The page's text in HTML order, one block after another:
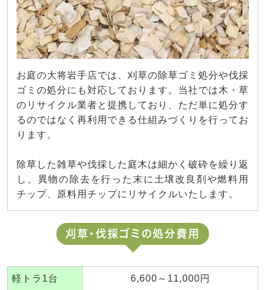
お庭の大将岩手店では、刈草の除草ゴミ処分や伐採
ゴミの処分にも対応しております。当社では木・草
のリサイクル業者と提携しており、ただ単に処分す
るのではなく再利用できる仕組みづくりを行ってお
ります。
除草した雑草や伐採した庭木は細かく破砕を繰り返
し、異物の除去を行った末に土壌改良剤や燃料用
チップ、原料用チップにリサイクルいたします。
刈草・伐採ゴミの処分費用
軽トラ1台 6,600～11,000円